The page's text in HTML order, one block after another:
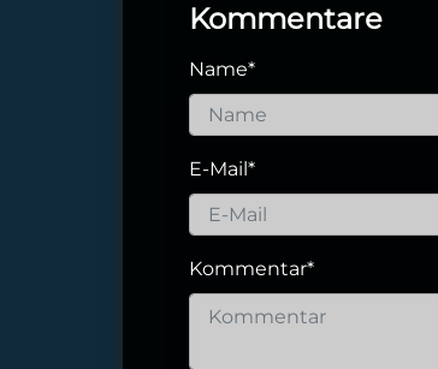
Kommentare
Name*
E-Mail *
Kommentar*